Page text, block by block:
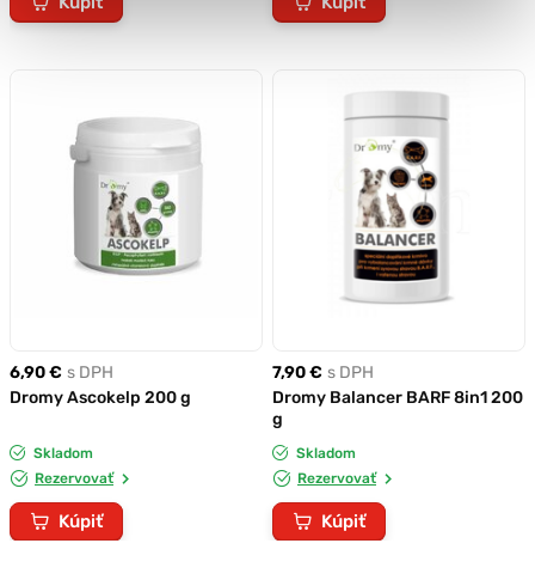
6,90 € s DPH
Dromy Ascokelp 200 g
Skladom
Rezervovať
Kúpiť
7,90 € s DPH
Dromy Balancer BARF 8in1 200
g
Skladom
Rezervovať
Kúpiť